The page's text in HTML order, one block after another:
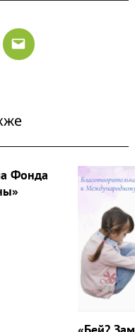
Email
Фонда